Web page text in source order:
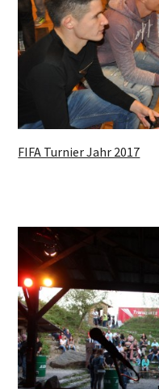
FIFA Turnier Jahr 2017